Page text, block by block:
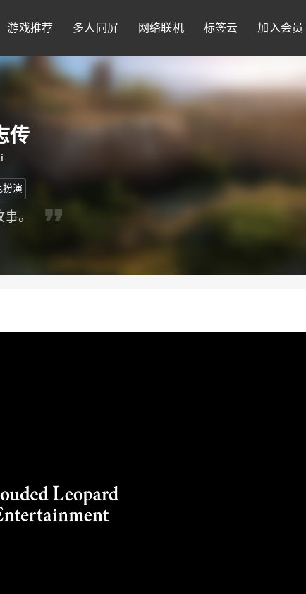
游戏推荐 多人同屏 网络联机 标签云 加入会员
传
扮演
事。